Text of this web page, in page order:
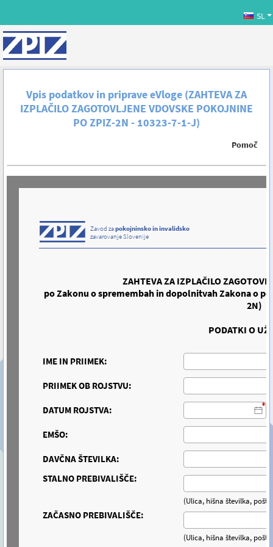
SL
Vpis podatkov in priprave eVloge (ZAHTEVA ZA
IZPLAČILO ZAGOTOVLJENE VDOVSKE POKOJNINE
PO ZPIZ-2N - 10323-7-1-J)
Pomoč